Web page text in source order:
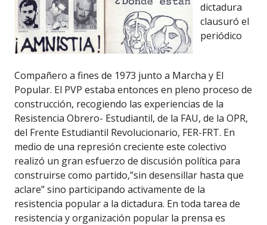
dictadura
clausuró el
periódico
Compañero a fines de 1973 junto a Marcha y El
Popular. El PVP estaba entonces en pleno proceso de
construcción, recogiendo las experiencias de la
Resistencia Obrero- Estudiantil, de la FAU, de la OPR,
del Frente Estudiantil Revolucionario, FER-FRT. En
medio de una represión creciente este colectivo
realizó un gran esfuerzo de discusión política para
construirse como partido,”sin desensillar hasta que
aclare” sino participando activamente de la
resistencia popular a la dictadura. En toda tarea de
resistencia y organización popular la prensa es